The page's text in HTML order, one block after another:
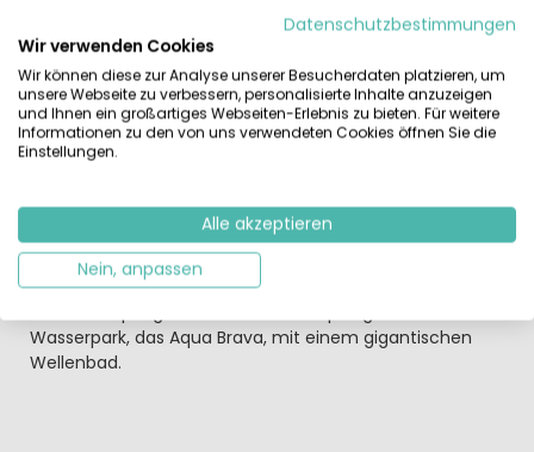
Das Camping verfügt über gute Einrichtungen und
direkt am Meer und die mediterrane Bepflanzung sorgt
für Schatten. Für die Kinder gibt es ein tolles
Animationsprogramm und es werden mit dem Fahrrad
oder dem Geländewagen diverse Ausflüge ins
Das Dalí Museum in Figueras und die Stadt Gerona sind
sehr sehenswert! Überhaupt hat diese Gegend sehr viele
Freizeitangebote: Ballonfahrten, Reiten, Golf,
Wasserpark, das Aqua Brava, mit einem gigantischen
Wellenbad.
Datenschutzbestimmungen
Wir verwenden Cookies
Wir können diese zur Analyse unserer Besucherdaten platzieren, um
unsere Webseite zu verbessern, personalisierte Inhalte anzuzeigen
und Ihnen ein großartiges Webseiten-Erlebnis zu bieten. Für weitere
Informationen zu den von uns verwendeten Cookies öffnen Sie die
Einstellungen.
Alle akzeptieren
Nein, anpassen